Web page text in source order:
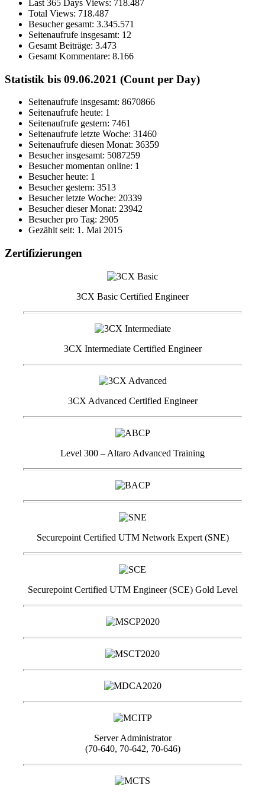
Last 365 Days Views: 718.487
Total Views: 718.487
Besucher gesamt: 3.345.571
Seitenaufrufe insgesamt: 12
Gesamt Beiträge: 3.473
Gesamt Kommentare: 8.166
Statistik bis 09.06.2021 (Count per Day)
Seitenaufrufe insgesamt: 8670866
Seitenaufrufe heute: 1
Seitenaufrufe gestern: 7461
Seitenaufrufe letzte Woche: 31460
Seitenaufrufe diesen Monat: 36359
Besucher insgesamt: 5087259
Besucher momentan online: 1
Besucher heute: 1
Besucher gestern: 3513
Besucher letzte Woche: 20339
Besucher dieser Monat: 23942
Besucher pro Tag: 2905
Gezählt seit: 1. Mai 2015
Zertifizierungen
3CX Basic Certified Engineer
3CX Intermediate Certified Engineer
3CX Advanced Certified Engineer
Level 300 – Altaro Advanced Training
Securepoint Certified UTM Network Expert (SNE)
Securepoint Certified UTM Engineer (SCE) Gold Level
Server Administrator
(70-640, 70-642, 70-646)